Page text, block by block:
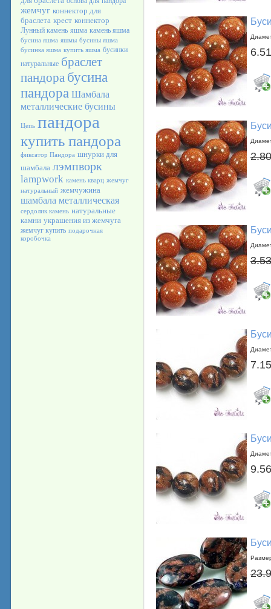
жемчуг коннектор для
браслета крест коннектор
Лунный камень яшма камень яшма
бусина яшма яшмы бусины яшма
бусинка яшма купить яшма бусинки
натуральные браслет
пандора бусина
пандора Шамбала
металлические бусины
Цепь пандора
купить пандора
фиксатор Пандора шнурки для
шамбала лэмпворк
lampwork камень кварц жемчуг
натуральный жемчужина
шамбала металлическая
сердолик камень натуральные
камни украшения из жемчуга
жемчуг купить подарочная
коробочка